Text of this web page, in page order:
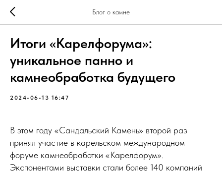
Блог о камне
Итоги «Карелфорума»:
уникальное панно и
камнеобработка будущего
2024-06-13 16:47
В этом году «Сандальский Камень» второй раз
принял участие в карельском международном
форуме камнеобработки «Карелфорум».
Экспонентами выставки стали более 140 компаний